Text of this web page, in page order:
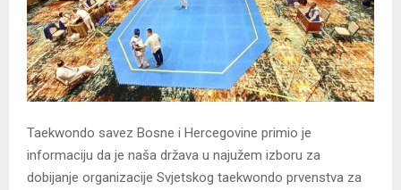
Taekwondo savez Bosne i Hercegovine primio je
informaciju da je naša država u najužem izboru za
dobijanje organizacije Svjetskog taekwondo prvenstva za